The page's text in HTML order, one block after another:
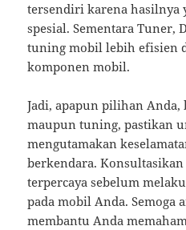
tersendiri karena hasilnya
spesial. Sementara Tuner,
tuning mobil lebih efisien
komponen mobil.
Jadi, apapun pilihan
maupun tuning, pastikan
mengutamakan
berkendara.
terpercaya sebelum
pada mobil Anda. Semoga
membantu Anda